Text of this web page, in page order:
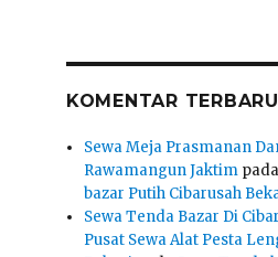
KOMENTAR TERBARU
Sewa Meja Prasmanan
Rawamangun Jaktim pada
bazar Putih Cibarusah
Sewa Tenda Bazar Di
Pusat Sewa Alat Pesta